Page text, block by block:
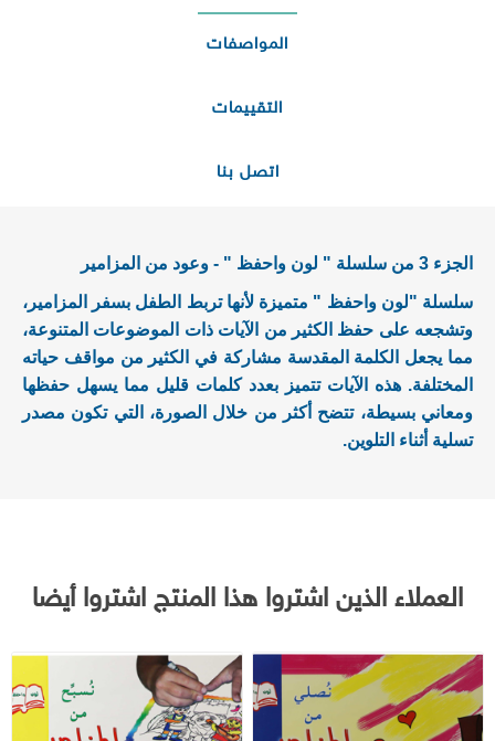
المواصفات
التقييمات
اتصل بنا
الجزء 3 من سلسلة " لون واحفظ " - وعود من المزامير
سلسلة "لون واحفظ " متميزة لأنها تربط الطفل بسفر المزامير،
وتشجعه على حفظ الكثير من الآيات ذات الموضوعات المتنوعة،
مما يجعل الكلمة المقدسة مشاركة في الكثير من مواقف حياته
المختلفة. هذه الآيات تتميز بعدد كلمات قليل مما يسهل حفظها
ومعاني بسيطة، تتضح أكثر من خلال الصورة، التي تكون مصدر
تسلية أثناء التلوين.
العملاء الذين اشتروا هذا المنتج اشتروا أيضا